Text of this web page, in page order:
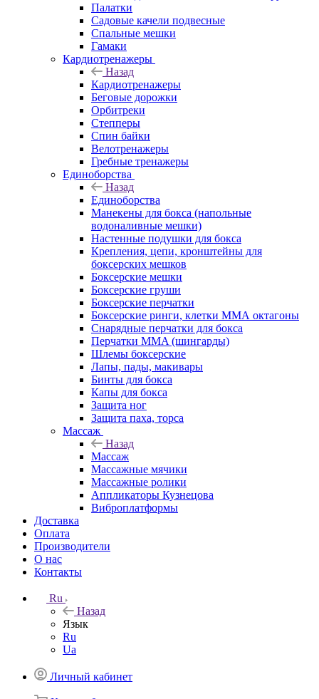
Палатки
Садовые качели подвесные
Спальные мешки
Гамаки
Кардиотренажеры
Назад
Кардиотренажеры
Беговые дорожки
Орбитреки
Степперы
Спин байки
Велотренажеры
Гребные тренажеры
Единоборства
Назад
Единоборства
Манекены для бокса (напольные
водоналивные мешки)
Настенные подушки для бокса
Крепления, цепи, кронштейны для
боксерских мешков
Боксерские мешки
Боксерские груши
Боксерские перчатки
Боксерские ринги, клетки ММА октагоны
Снарядные перчатки для бокса
Перчатки MMA (шингарды)
Шлемы боксерские
Лапы, пады, макивары
Бинты для бокса
Капы для бокса
Защита ног
Защита паха, торса
Массаж
Назад
Массаж
Массажные мячики
Массажные ролики
Аппликаторы Кузнецова
Виброплатформы
Доставка
Оплата
Производители
О нас
Контакты
Ru
Назад
Язык
Ru
Ua
Личный кабинет